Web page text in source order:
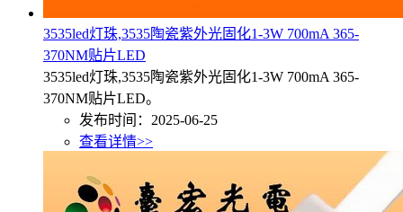
3535led灯珠,3535陶瓷紫外光固化1-3W 700mA 365-
370NM贴片LED
3535led灯珠,3535陶瓷紫外光固化1-3W 700mA 365-
370NM贴片LED。
发布时间：2025-06-25
查看详情>>